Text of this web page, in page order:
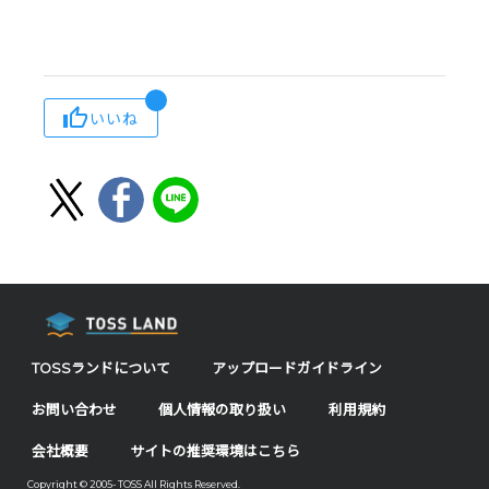
いいね
TOSSランドについて アップロードガイドライン
お問い合わせ 個人情報の取り扱い 利用規約
会社概要 サイトの推奨環境はこちら
Copyright © 2005- TOSS All Rights Reserved.